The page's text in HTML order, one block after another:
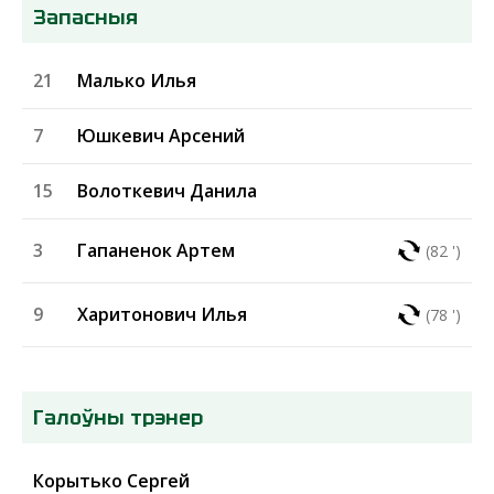
Запасныя
Малько Илья
21
Юшкевич Арсений
7
Волоткевич Данила
15
(82 ')
Гапаненок Артем
3
(78 ')
Харитонович Илья
9
Галоўны трэнер
Корытько Сергей